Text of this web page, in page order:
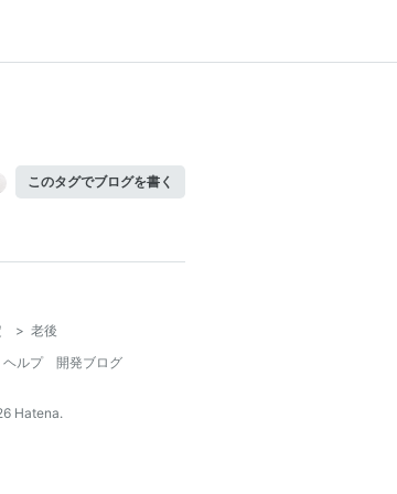
このタグでブログを書く
> 老後
ヘルプ
開発ブログ
Hatena.